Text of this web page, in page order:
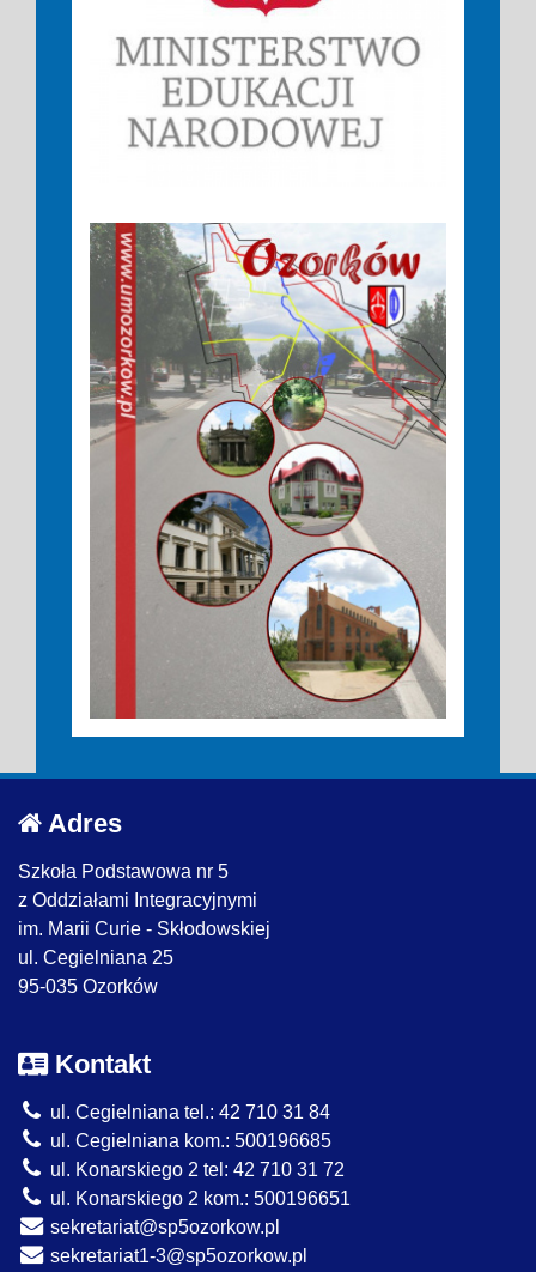
Adres
Szkoła Podstawowa nr 5
z Oddziałami Integracyjnymi
im. Marii Curie - Skłodowskiej
ul. Cegielniana 25
95-035 Ozorków
Kontakt
ul. Cegielniana tel.: 42 710 31 84
ul. Cegielniana kom.: 500196685
ul. Konarskiego 2 tel: 42 710 31 72
ul. Konarskiego 2 kom.: 500196651
sekretariat@sp5ozorkow.pl
sekretariat1-3@sp5ozorkow.pl